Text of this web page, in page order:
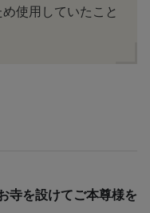
使用していたこと
寺を設けてご本尊様を